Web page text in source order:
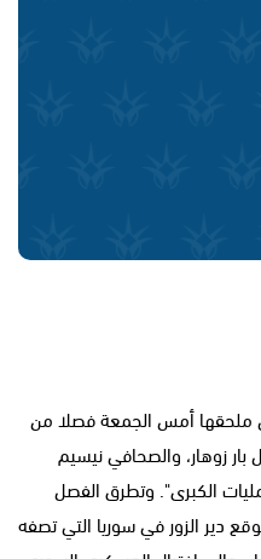
أمس الجمعة فصلا من
بار زوهار، والصحافي نيسيم
الكبرى". وتطرق الفصل
دير الزور في سوريا التي تصفه